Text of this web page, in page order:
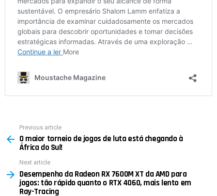
more
Previous article
O maior torneio de jogos de luta está chegando à
África do Sul!
Next article
Desempenho da Radeon RX 7600M XT da AMD para
jogos: tão rápido quanto o RTX 4060, mais lento em
Ray-Tracing